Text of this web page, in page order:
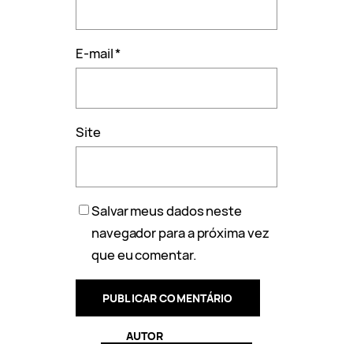
E-mail*
Site
Salvar meus dados neste
navegador para a próxima vez
que eu comentar.
AUTOR